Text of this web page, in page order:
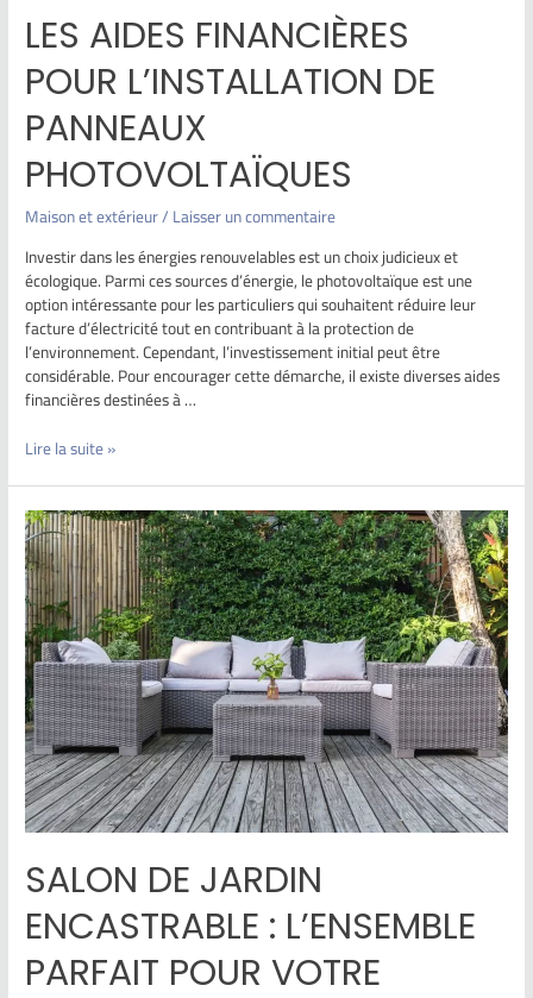
LES AIDES FINANCIÈRES
POUR L’INSTALLATION DE
PANNEAUX
PHOTOVOLTAÏQUES
Maison et extérieur/Laisser un commentaire
Investir dans les énergies renouvelables est un choix judicieux et
écologique. Parmi ces sources d’énergie, le photovoltaïque est une
option intéressante pour les particuliers qui souhaitent réduire leur
facture d’électricité tout en contribuant à la protection de
l’environnement. Cependant, l’investissement initial peut être
considérable. Pour encourager cette démarche, il existe diverses aides
financières destinées à …
Lire la suite »
SALON DE JARDIN
ENCASTRABLE : L’ENSEMBLE
PARFAIT POUR VOTRE